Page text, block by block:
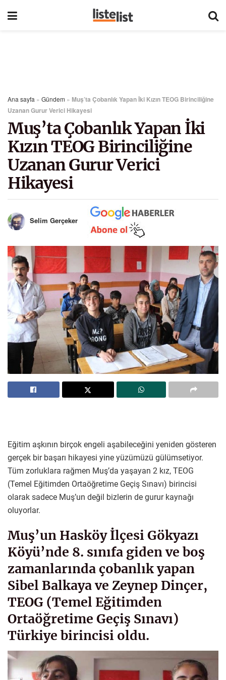
Ana sayfa » Gündem » Muş’ta Çobanlık Yapan İki Kızın TEOG Birinciliğine
Uzanan Gurur Verici Hikayesi
Muş’ta Çobanlık Yapan İki
Kızın TEOG Birinciliğine
Uzanan Gurur Verici
Hikayesi
Selim Gerçeker
Eğitim aşkının birçok engeli aşabileceğini yeniden gösteren
gerçek bir başarı hikayesi yine yüzümüzü gülümsetiyor.
Tüm zorluklara rağmen Muş’da yaşayan 2 kız, TEOG
(Temel Eğitimden Ortaöğretime Geçiş Sınavı) birincisi
olarak sadece Muş’un değil bizlerin de gurur kaynağı
oluyorlar.
Muş’un Hasköy İlçesi Gökyazı
Köyü’nde 8. sınıfa giden ve boş
zamanlarında çobanlık yapan
Sibel Balkaya ve Zeynep Dinçer,
TEOG (Temel Eğitimden
Ortaöğretime Geçiş Sınavı)
Türkiye birincisi oldu.